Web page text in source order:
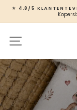
naar
inhoud
⭐ 4,8/5